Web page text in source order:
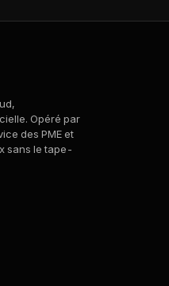
Opéré par
des PME et
sans le tape-